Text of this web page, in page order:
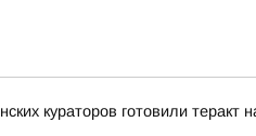
кураторов готовили теракт